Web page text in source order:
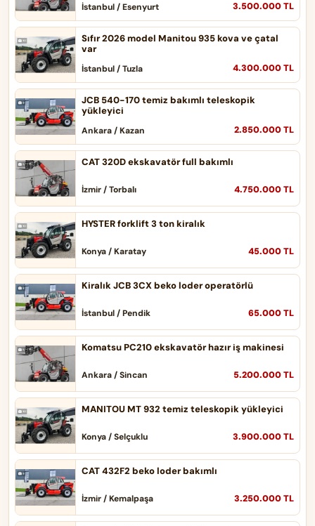
3.500.000 TL
İstanbul / Esenyurt
Sıfır 2026 model Manitou 935 kova ve çatal
var
4.300.000 TL
İstanbul / Tuzla
JCB 540-170 temiz bakımlı teleskopik
yükleyici
2.850.000 TL
Ankara / Kazan
CAT 320D ekskavatör full bakımlı
4.750.000 TL
İzmir / Torbalı
HYSTER forklift 3 ton kiralık
45.000 TL
Konya / Karatay
Kiralık JCB 3CX beko loder operatörlü
65.000 TL
İstanbul / Pendik
Komatsu PC210 ekskavatör hazır iş makinesi
5.200.000 TL
Ankara / Sincan
MANITOU MT 932 temiz teleskopik yükleyici
3.900.000 TL
Konya / Selçuklu
CAT 432F2 beko loder bakımlı
3.250.000 TL
İzmir / Kemalpaşa